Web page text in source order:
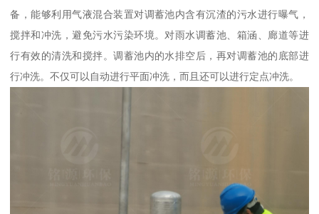
备，能够利用气液混合装置对调蓄池内含有沉渣的污水进行曝气，
搅拌和冲洗，避免污水污染环境。对雨水调蓄池、箱涵、廊道等进
行有效的清洗和搅拌。调蓄池内的水排空后，再对调蓄池的底部进
行冲洗。不仅可以自动进行平面冲洗，而且还可以进行定点冲洗。